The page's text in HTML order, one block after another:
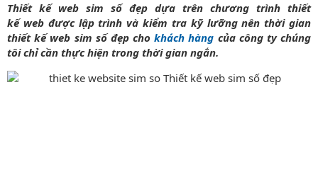
Thiết kế web sim số đẹp dựa trên chương trình thiết
kế web được lập trình và kiểm tra kỹ lưỡng nên thời gian
thiết kế web sim số đẹp chokhách hàng của công ty chúng
tôi chỉ cần thực hiện trong thời gian ngắn.